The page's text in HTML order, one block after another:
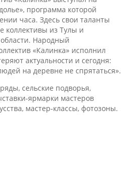
программа которой
часа. Здесь свои таланты
коллективы из Тулы и
Народный
«Калинка» исполнил
актуальности и сегодня:
на деревне не спрятаться».
сельские подворья,
ярмарки мастеров
мастер-классы, фотозоны.